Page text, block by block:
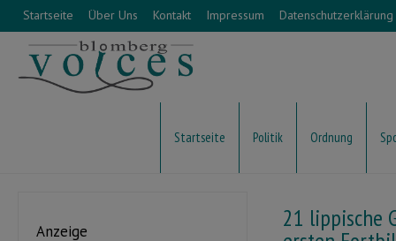
Startseite Über Uns Kontakt Impressum Datenschutzerklärung
Startseite Politik Ordnung
21 lippische
Anzeige